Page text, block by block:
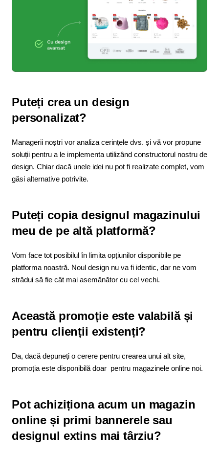
Puteți crea un design
personalizat?
Managerii noștri vor analiza cerințele dvs. și vă vor propune
soluții pentru a le implementa utilizând constructorul nostru de
design. Chiar dacă unele idei nu pot fi realizate complet, vom
găsi alternative potrivite.
Puteți copia designul magazinului
meu de pe altă platformă?
Vom face tot posibilul în limita opțiunilor disponibile pe
platforma noastră. Noul design nu va fi identic, dar ne vom
strădui să fie cât mai asemănător cu cel vechi.
Această promoție este valabilă și
pentru clienții existenți?
Da, dacă depuneți o cerere pentru crearea unui alt site,
promoția este disponibilă doar pentru magazinele online noi.
Pot achiziționa acum un magazin
online și primi bannerele sau
designul extins mai târziu?